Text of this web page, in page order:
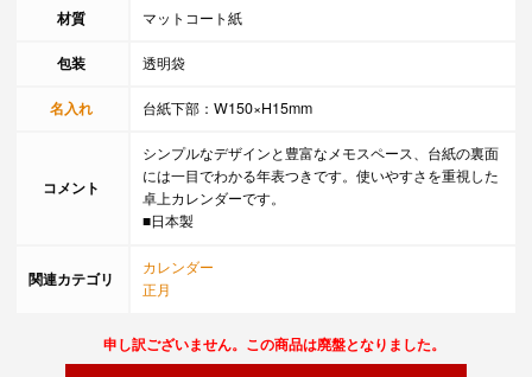
材質 マットコート紙
包装 透明袋
名入れ 台紙下部：W150×H15mm
コメント
シンプルなデザインと豊富なメモスペース、台紙の裏面
には一目でわかる年表つきです。使いやすさを重視した
卓上カレンダーです。
■日本製
関連カテゴリ
カレンダー
正月
申し訳ございません。この商品は廃盤となりました。